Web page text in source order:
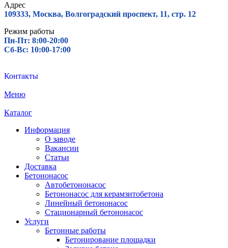
Адрес
109333, Москва, Волгоградский проспект, 11, стр. 12
Режим работы
Пн-Пт: 8:00-20:00
Сб-Вс: 10:00-17:00
Контакты
Меню
Каталог
Информация
О заводе
Вакансии
Статьи
Доставка
Бетононасос
Автобетононасос
Бетононасос для керамзитобетона
Линейный бетононасос
Стационарный бетононасос
Услуги
Бетонные работы
Бетонирование площадки